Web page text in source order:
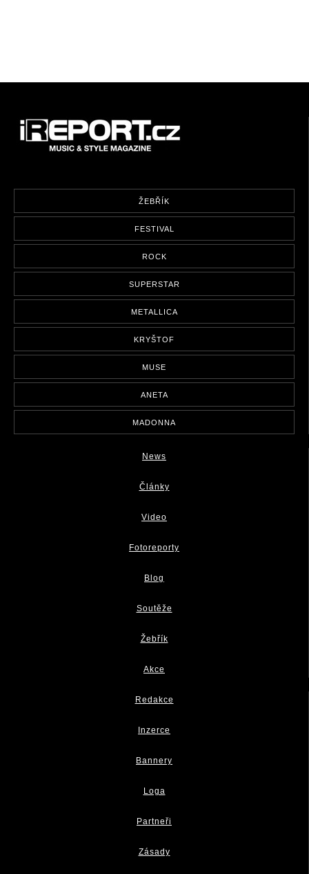
ŽEBŘÍK
FESTIVAL
ROCK
SUPERSTAR
METALLICA
KRYŠTOF
MUSE
ANETA
MADONNA
News
Články
Video
Fotoreporty
Blog
Soutěže
Žebřík
Akce
Redakce
Inzerce
Bannery
Loga
Partneři
Zásady